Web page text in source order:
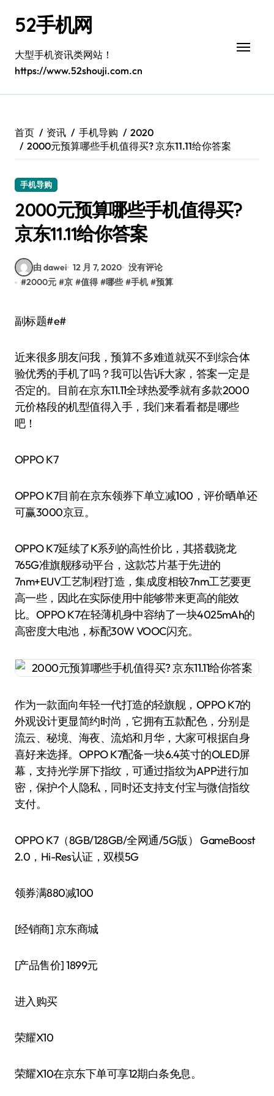
52手机网
大型手机资讯类网站！
https://www.52shouji.com.cn
首页 资讯 手机导购
2020
2000元预算哪些手机值得买? 京东11.11给你答案
手机导购
2000元预算哪些手机值得买?
京东11.11给你答案
由 dawei 12 月 7, 2020 没有评论
#2000元 #京 #值得 #哪些 #手机 #预算
副标题#e#
近来很多朋友问我，预算不多难道就买不到综合体
验优秀的手机了吗？我可以告诉大家，答案一定是
否定的。目前在京东11.11全球热爱季就有多款2000
元价格段的机型值得入手，我们来看看都是哪些
吧！
OPPO K7
OPPO K7目前在京东领券下单立减100，评价晒单还
可赢3000京豆。
OPPO K7延续了K系列的高性价比，其搭载骁龙
765G准旗舰移动平台，这款芯片基于先进的
7nm+EUV工艺制程打造，集成度相较7nm工艺要更
高一些，因此在实际使用中能够带来更高的能效
比。OPPO K7在轻薄机身中容纳了一块4025mAh的
高密度大电池，标配30W VOOC闪充。
作为一款面向年轻一代打造的轻旗舰，OPPO K7的
外观设计更显简约时尚，它拥有五款配色，分别是
流云、秘境、海夜、流焰和月华，大家可根据自身
喜好来选择。OPPO K7配备一块6.4英寸的OLED屏
幕，支持光学屏下指纹，可通过指纹为APP进行加
密，保护个人隐私，同时还支持支付宝与微信指纹
支付。
OPPO K7（8GB/128GB/全网通/5G版） GameBoost
2.0，Hi-Res认证，双模5G
领券满880减100
[经销商]京东商城
[产品售价]1899元
进入购买
荣耀X10
荣耀X10在京东下单可享12期白条免息。